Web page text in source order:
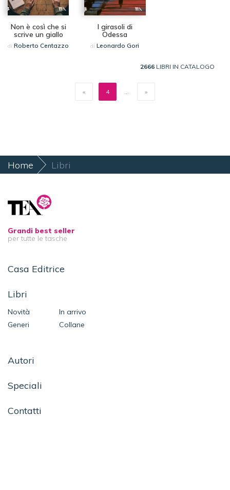
Non è così che si
scrive un giallo
di Roberto Centazzo
I girasoli di
Odessa
di Leonardo Gori
2666 LIBRI IN CATALOGO
« »
4 ...
Home Libri
Grandi best seller
per tutte le tasche
Casa Editrice
Libri
Novità
In arrivo
Generi
Collane
Autori
Speciali
Contatti